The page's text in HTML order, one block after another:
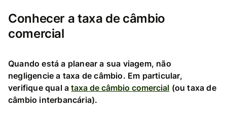
Conhecer a taxa de câmbio
comercial
Quando está a planear a sua viagem, não
negligencie a taxa de câmbio. Em particular,
verifique qual ataxa de câmbio comercial (ou taxa de
câmbio interbancária).